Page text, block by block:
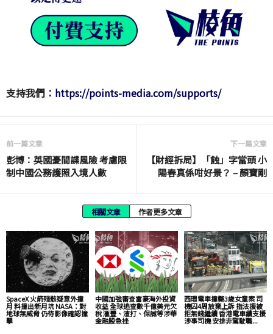
支持我們： https://points-media.com/supports/
前一篇文章
彭博：英國憂間諜風險 考慮限
制中國公務護照入境人數
下一篇文章
【財經拆局】「蝕」字當頭 小
陽春真係咁好景？ – 顏寶剛
相關文章 作者更多文章
SpaceX 火箭殘骸疑意外撞
月 料撞出新月坑 NASA：對
地球無威脅 仍待影像確認撞
擊
中國加強審查富豪海外投資
收益 全球追查數千億美元欠
稅 滙豐、渣打、保誠等涉華
金融股急挫
西環電車撞斃3歲女童案 司
機囚4周放棄上訴 指法援被
拒無錢繼續 香港電車續支援
涉事司機 安排非駕駛職...